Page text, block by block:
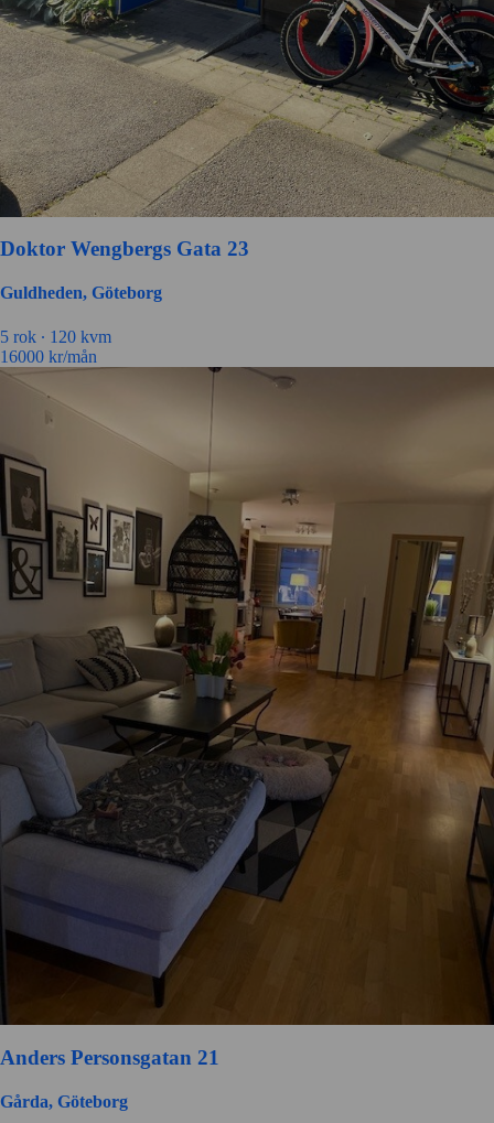
Doktor Wengbergs Gata 23
Guldheden, Göteborg
5 rok ∙ 120 kvm
16000 kr/mån
Anders Personsgatan 21
Gårda, Göteborg